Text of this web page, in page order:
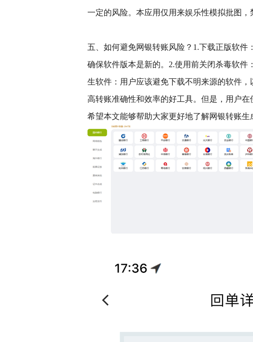
一定的风险。本应用仅用来娱乐性模拟批图，
五、如何避免网银转账风险？1.下载正版软
确保软件版本是新的。2.使用前关闭杀毒软
生软件：用户应该避免下载不明来源的软件
高转账准确性和效率的好工具。但是，用户
希望本文能够帮助大家更好地了解网银转账生